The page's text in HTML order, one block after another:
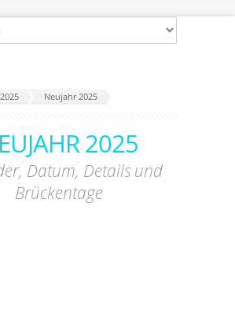
2025 Neujahr 2025
2025
Datum, Details und
Brückentage